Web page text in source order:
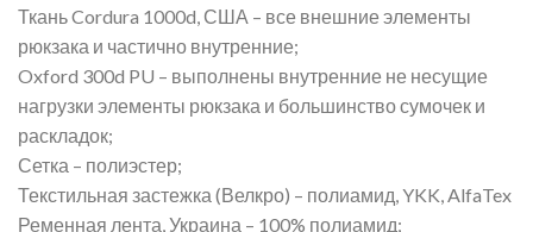
Ткань Cordura 1000d, США – все внешние элементы
рюкзака и частично внутренние;
Oxford 300d PU – выполнены внутренние не несущие
нагрузки элементы рюкзака и большинство сумочек и
раскладок;
Сетка – полиэстер;
Текстильная застежка (Велкро) – полиамид, YKK, AlfaTex
Ременная лента, Украина – 100% полиамид;